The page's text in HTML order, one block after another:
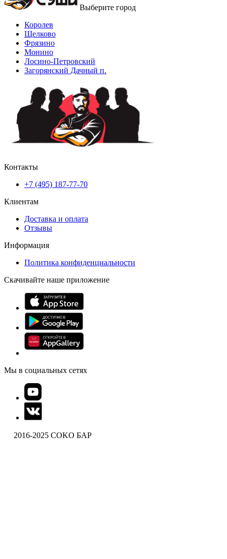
Выберите город
Королев
Щелково
Фрязино
Монино
Лосино-Петровский
Загорянский Дачный п.
Контакты
+7 (495) 187-77-70
Клиентам
Доставка и оплата
Отзывы
Информация
Политика конфиденциальности
Скачивайте наше приложение
Мы в социальных сетях
2016-2025 COKO БАР